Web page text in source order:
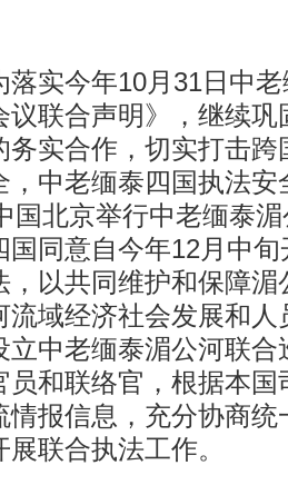
今年10月31日中老
议联合声明》，继续巩
务实合作，切实打击跨
，中老缅泰四国执法安
国北京举行中老缅泰
国同意自今年12月中
，以共同维护和保障湄
流域经济社会发展和
立中老缅泰湄公河联合
员和联络官，根据本国
情报信息，充分协商统
联合执法工作。